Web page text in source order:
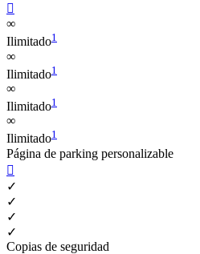

∞
Ilimitado1
∞
Ilimitado1
∞
Ilimitado1
∞
Ilimitado1
Página de parking personalizable

✓
✓
✓
✓
Copias de seguridad